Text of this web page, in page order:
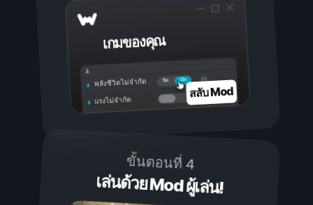
เกมของคุณ
เปิด
ปิด
พลังชีวิตไม่จำกัด
แรงไม่จำกัด สลับ Mod
ขั้นตอนที่ 4
เล่นด้วย Mod ผู้เล่น!